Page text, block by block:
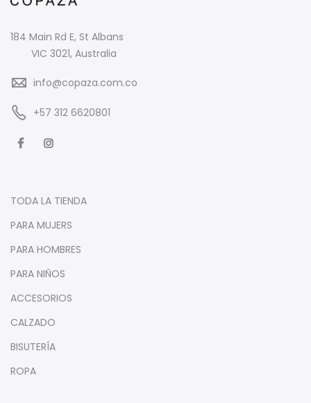
184 Main Rd E, St Albans
VIC 3021, Australia
info@copaza.com.co
‪+57 312 6620801‬
TODA LA TIENDA
PARA MUJERS
PARA HOMBRES
PARA NIÑOS
ACCESORIOS
CALZADO
BISUTERÍA
ROPA